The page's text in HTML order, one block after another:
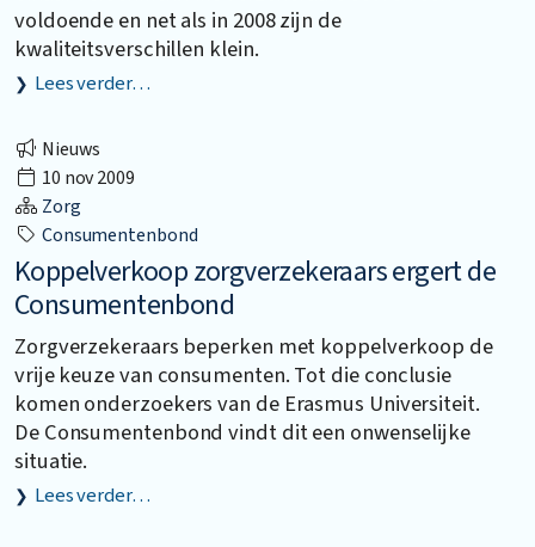
voldoende en net als in 2008 zijn de
kwaliteitsverschillen klein.
Lees verder…
Nieuws
10 nov 2009
Zorg
Consumentenbond
Koppelverkoop zorgverzekeraars ergert de
Consumentenbond
Zorgverzekeraars beperken met koppelverkoop de
vrije keuze van consumenten. Tot die conclusie
komen onderzoekers van de Erasmus Universiteit.
De Consumentenbond vindt dit een onwenselijke
situatie.
Lees verder…